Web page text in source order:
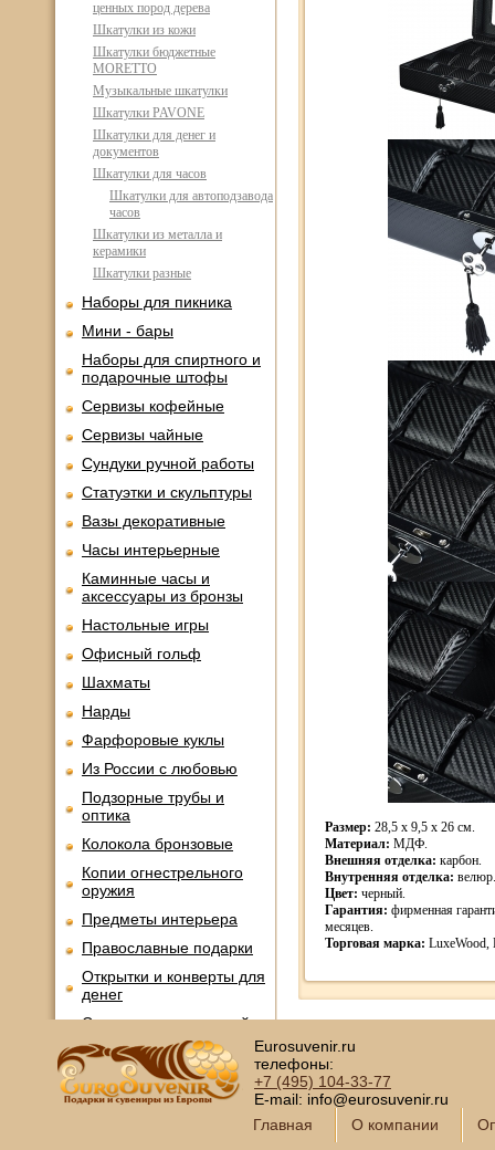
ценных пород дерева
Шкатулки из кожи
Шкатулки бюджетные
MORETTO
Музыкальные шкатулки
Шкатулки PAVONE
Шкатулки для денег и
документов
Шкатулки для часов
Шкатулки для автоподзавода
часов
Шкатулки из металла и
керамики
Шкатулки разные
Наборы для пикника
Мини - бары
Наборы для спиртного и
подарочные штофы
Сервизы кофейные
Сервизы чайные
Сундуки ручной работы
Статуэтки и скульптуры
Вазы декоративные
Часы интерьерные
Каминные часы и
аксессуары из бронзы
Настольные игры
Офисный гольф
Шахматы
Нарды
Фарфоровые куклы
Из России с любовью
Подзорные трубы и
оптика
Колокола бронзовые
Копии огнестрельного
оружия
Предметы интерьера
Православные подарки
Открытки и конверты для
денег
Сувениры курительной
тематики
Новинки месяца
Размер: 28,5 x 9,5 x 26 см.
Материал: МДФ.
Внешняя отделка: карбон.
Внутренняя отделка: велюр.
Цвет: черный.
Гарантия: фирменная
месяцев.
Торговая марка: LuxeWood,
Eurosuvenir.ru
телефоны:
+7 (495) 104-33-77
E-mail: info@eurosuvenir.ru
Главная
О компании